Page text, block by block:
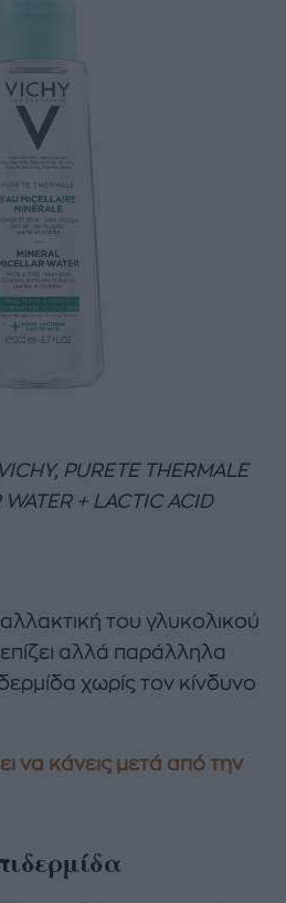
PURETE THERMALE
+ LACTIC ACID
του γλυκολικού
αλλά παράλληλα
χωρίς τον κίνδυνο
να κάνεις μετά από την